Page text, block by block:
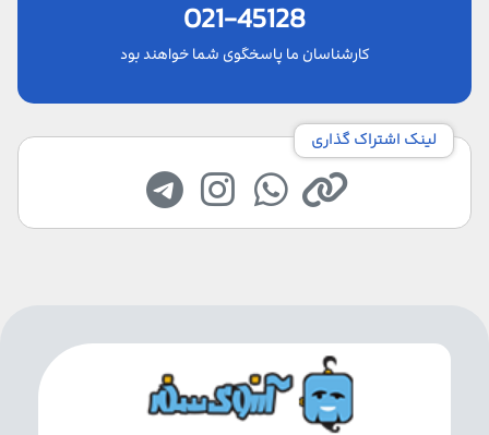
021-45128
کارشناسان ما پاسخگوی شما خواهند بود
لینک اشتراک گذاری